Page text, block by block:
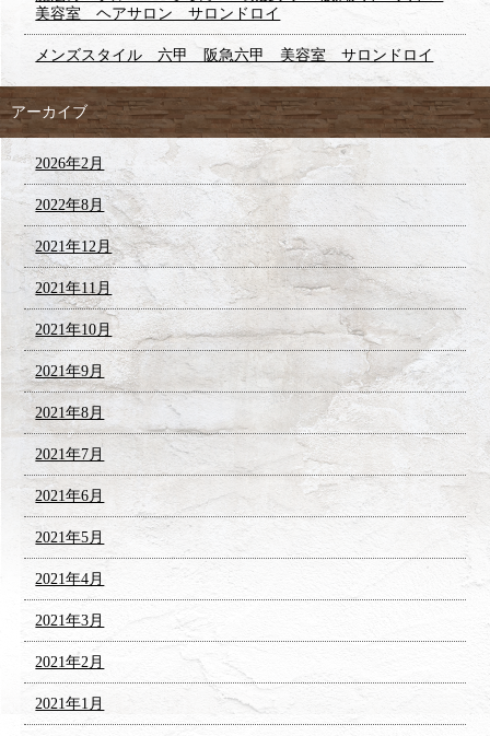
美容室 ヘアサロン サロンドロイ
メンズスタイル 六甲 阪急六甲 美容室 サロンドロイ
アーカイブ
2026年2月
2022年8月
2021年12月
2021年11月
2021年10月
2021年9月
2021年8月
2021年7月
2021年6月
2021年5月
2021年4月
2021年3月
2021年2月
2021年1月